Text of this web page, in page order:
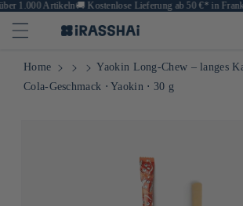
1.000 Artikeln🚚Kostenlose Lieferung ab 50 €* in
Home
Yaokin Long-Chew – langes
Cola-Geschmack ⋅ Yaokin ⋅ 30 g